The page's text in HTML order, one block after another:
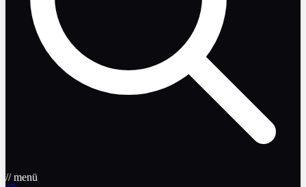
// menü